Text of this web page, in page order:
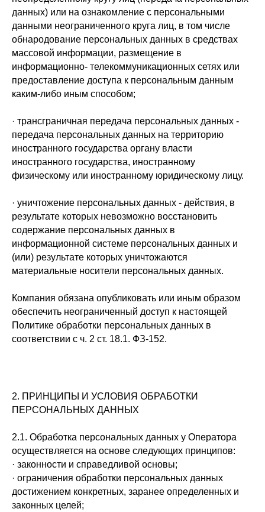
данных) или на ознакомление с персональными
данными неограниченного круга лиц, в том числе
обнародование персональных данных в средствах
массовой информации, размещение в
информационно- телекоммуникационных сетях или
предоставление доступа к персональным данным
каким-либо иным способом;
· трансграничная передача персональных данных -
передача персональных данных на территорию
иностранного государства органу власти
иностранного государства, иностранному
физическому или иностранному юридическому лицу.
· уничтожение персональных данных - действия, в
результате которых невозможно восстановить
содержание персональных данных в
информационной системе персональных данных и
(или) результате которых уничтожаются
материальные носители персональных данных.
Компания обязана опубликовать или иным образом
обеспечить неограниченный доступ к настоящей
Политике обработки персональных данных в
соответствии с ч. 2 ст. 18.1. ФЗ-152.
2. ПРИНЦИПЫ И УСЛОВИЯ ОБРАБОТКИ
ПЕРСОНАЛЬНЫХ ДАННЫХ
2.1. Обработка персональных данных у Оператора
осуществляется на основе следующих принципов:
· законности и справедливой основы;
· ограничения обработки персональных данных
достижением конкретных, заранее определенных и
законных целей;